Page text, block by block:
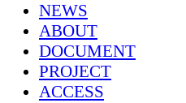
NEWS
ABOUT
DOCUMENT
PROJECT
ACCESS